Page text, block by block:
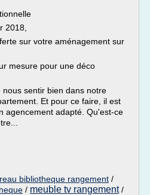
2018,
sur votre aménagement sur
mesure pour une déco
sentir bien dans notre
Et pour ce faire, il est
agencement adapté. Qu'est-ce
bibliotheque rangement /
/ meuble tv rangement/